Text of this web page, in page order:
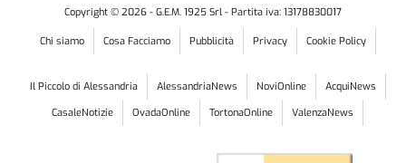
Copyright © 2026 - G.E.M. 1925 Srl - Partita iva: 13178830017
Chi siamo Cosa Facciamo Pubblicità Privacy Cookie Policy
Il Piccolo di Alessandria AlessandriaNews NoviOnline
AcquiNews
CasaleNotizie
OvadaOnline TortonaOnline ValenzaNews